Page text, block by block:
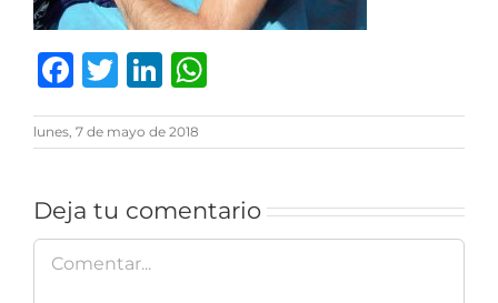
Facebook
TwitterLinkedIn
lunes, 7 de mayo de 2018
Deja tu comentario
Comentar